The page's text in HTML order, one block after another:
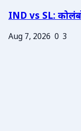
IND vs SL:
Aug 7, 2026 0 3